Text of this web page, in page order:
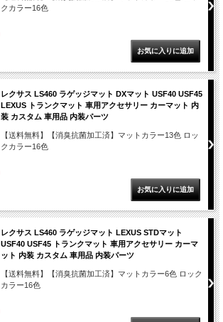
クカラー16色
レクサス LS460 ラゲッジマット DXマット USF40 USF45
LEXUS トランクマット 車用アクセサリー カーマット 内
装 カスタム 車用品 内装パーツ
【送料無料】【消臭抗菌加工済】マットカラー13色 ロッ
クカラー16色
レクサス LS460 ラゲッジマット LEXUS STDマット
USF40 USF45 トランクマット 車用アクセサリー カーマ
ット 内装 カスタム 車用品 内装パーツ
【送料無料】【消臭抗菌加工済】マットカラー6色 ロック
カラー16色